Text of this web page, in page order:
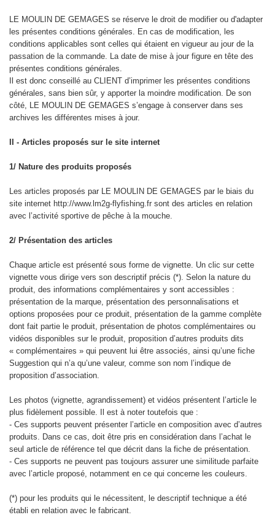
LE MOULIN DE GEMAGES se réserve le droit de modifier ou d'adapter
les présentes conditions générales. En cas de modification, les
conditions applicables sont celles qui étaient en vigueur au jour de la
passation de la commande. La date de mise à jour figure en tête des
présentes conditions générales.
Il est donc conseillé au CLIENT d’imprimer les présentes conditions
générales, sans bien sûr, y apporter la moindre modification. De son
côté, LE MOULIN DE GEMAGES s’engage à conserver dans ses
archives les différentes mises à jour.
II - Articles proposés sur le site internet
1/ Nature des produits proposés
Les articles proposés par LE MOULIN DE GEMAGES par le biais du
site internet http://www.lm2g-flyfishing.fr sont des articles en relation
avec l’activité sportive de pêche à la mouche.
2/ Présentation des articles
Chaque article est présenté sous forme de vignette. Un clic sur cette
vignette vous dirige vers son descriptif précis (*). Selon la nature du
produit, des informations complémentaires y sont accessibles :
présentation de la marque, présentation des personnalisations et
options proposées pour ce produit, présentation de la gamme complète
dont fait partie le produit, présentation de photos complémentaires ou
vidéos disponibles sur le produit, proposition d’autres produits dits
« complémentaires » qui peuvent lui être associés, ainsi qu’une fiche
Suggestion qui n’a qu’une valeur, comme son nom l’indique de
proposition d’association.
Les photos (vignette, agrandissement) et vidéos présentent l’article le
plus fidèlement possible. Il est à noter toutefois que :
- Ces supports peuvent présenter l’article en composition avec d’autres
produits. Dans ce cas, doit être pris en considération dans l’achat le
seul article de référence tel que décrit dans la fiche de présentation.
- Ces supports ne peuvent pas toujours assurer une similitude parfaite
avec l’article proposé, notamment en ce qui concerne les couleurs.
(*) pour les produits qui le nécessitent, le descriptif technique a été
établi en relation avec le fabricant.